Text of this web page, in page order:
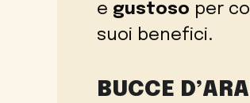
e gustoso per
suoi benefici.
BUCCE